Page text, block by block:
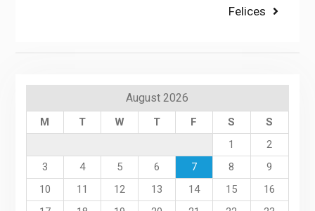
Felices
August 2026
M T W T F S
S
1
2
3
4 5 6 7 8
9
10
11 12 13 14 15
16